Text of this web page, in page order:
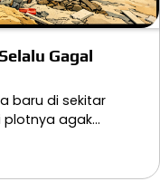
Gagal
baru di sekitar
plotnya agak…